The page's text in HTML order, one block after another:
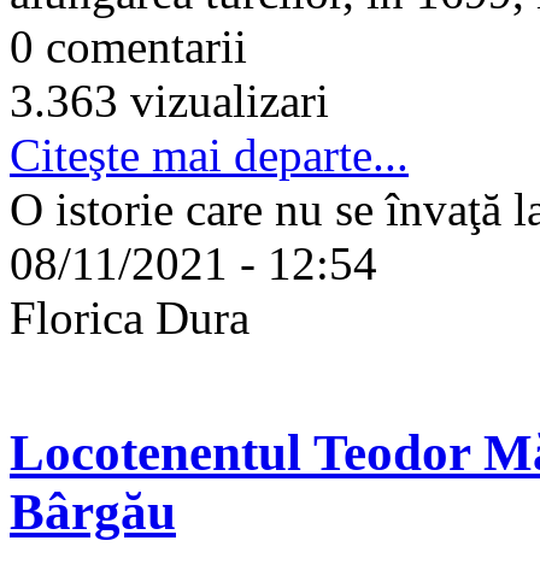
0 comentarii
3.363 vizualizari
Citeşte mai departe...
O istorie care nu se învaţă
08/11/2021 - 12:54
Florica Dura
Locotenentul Teodor
Bârgău